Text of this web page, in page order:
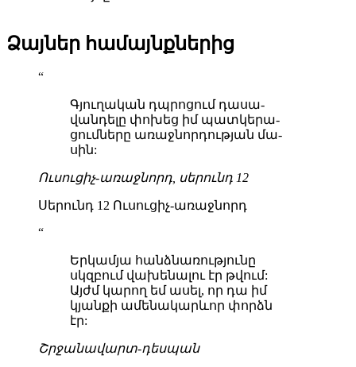
Ձայներ համայնքներից
“
Գյու­ղա­կան դպրո­ցում դա­սա­
վան­դե­լը փո­խեց իմ պատ­կե­րա­
ցում­նե­րը ա­ռաջ­նոր­դութ­յան մա­
սին:
Ու­սու­ցիչ-ա­ռաջ­նորդ, սե­րունդ 12
Սե­րունդ 12 Ու­սու­ցիչ-ա­ռաջ­նորդ
“
Եր­կամ­յա հանձ­նա­ռութ­յու­նը
սկզբում վա­խե­նա­լու էր թվում:
Այժմ կա­րող եմ ա­սել, որ դա իմ
կյան­քի ա­մե­նա­կարև­որ փորձն
էր:
Շրջա­նա­վարտ-դես­պան